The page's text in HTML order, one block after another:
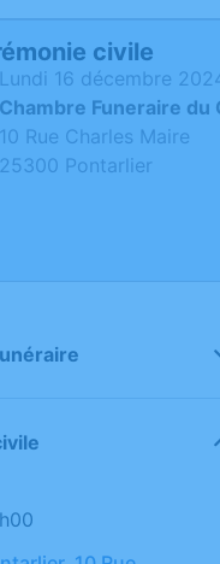
civile
lundi 16 décembre
Chambre Funeraire du
10 Rue Charles Maire
25300 Pontarlier